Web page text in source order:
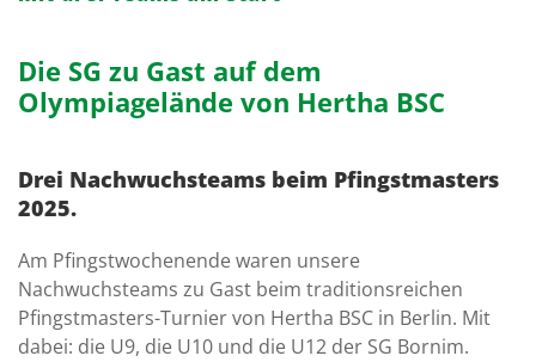
Die SG zu Gast auf dem
Olympiagelände von Hertha BSC
Drei Nachwuchsteams beim Pfingstmasters
2025.
Am Pfingstwochenende waren unsere
Nachwuchsteams zu Gast beim traditionsreichen
Pfingstmasters-Turnier von Hertha BSC in Berlin. Mit
dabei: die U9, die U10 und die U12 der SG Bornim.